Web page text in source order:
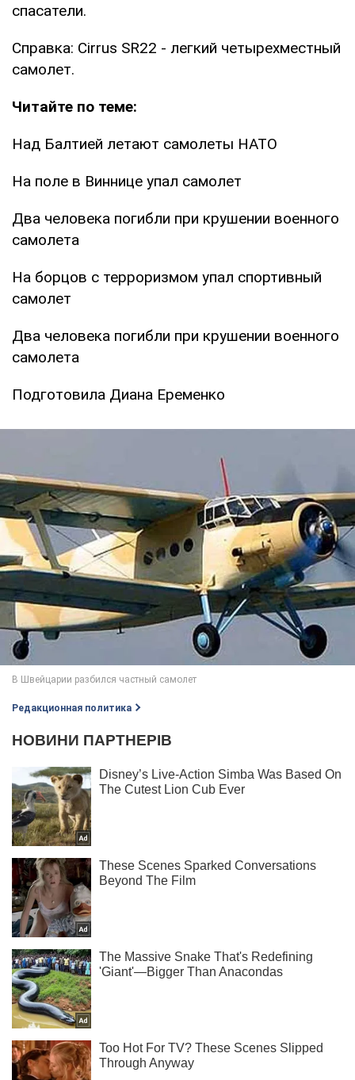
спасатели.
Справка: Cirrus SR22 - легкий четырехместный
самолет.
Читайте по теме:
Над Балтией летают самолеты НАТО
На поле в Виннице упал самолет
Два человека погибли при крушении военного
самолета
На борцов с терроризмом упал спортивный
самолет
Два человека погибли при крушении военного
самолета
Подготовила Диана Еременко
Редакционная политика